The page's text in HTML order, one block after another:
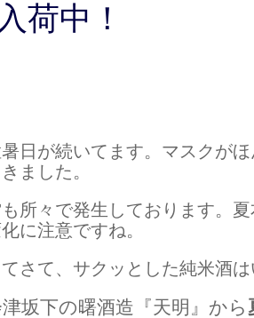
荷中！
日が続いてます。マスクが
ました。
所々で発生しております。
に注意ですね。
さて、サクッとした純米酒は
坂下の曙酒造『天明』から